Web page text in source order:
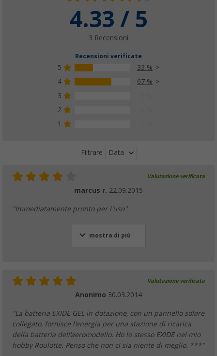
4.33 / 5
3 Recensioni
Recensioni verificate
5
33 %
4
67 %
3
2
1
Filtrare Data
Valutazione verificata
marcus r. 22.09.2015
"Immediatamente pronto per l'uso"
mostra di più
Valutazione verificata
Anonimo 30.03.2014
"La batteria EXIDE GEL in dotazione, con un pannello solare
collegato, fornisce l'energia per una stazione di ricarica
della batteria dell'aeromodello. Ho lo stesso EXIDE nel mio
hobby Roulotte. Penso che non ci sia niente di meglio. ***"